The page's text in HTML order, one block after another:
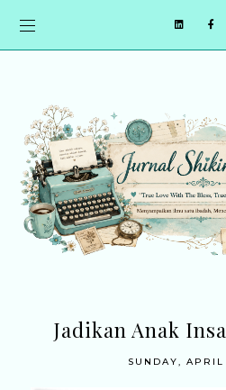
Jadikan Anak
SUNDAY, APRIL